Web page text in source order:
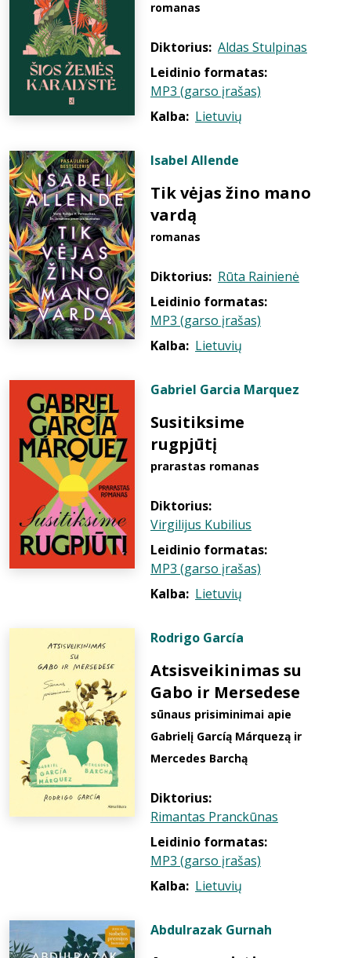
romanas
Diktorius: Aldas Stulpinas
Leidinio formatas:
MP3 (garso įrašas)
Kalba: Lietuvių
Isabel Allende
Tik vėjas žino mano
vardą
romanas
Diktorius: Rūta Rainienė
Leidinio formatas:
MP3 (garso įrašas)
Kalba: Lietuvių
Gabriel Garcia Marquez
Susitiksime
rugpjūtį
prarastas romanas
Diktorius:
Virgilijus Kubilius
Leidinio formatas:
MP3 (garso įrašas)
Kalba: Lietuvių
Rodrigo García
Atsisveikinimas su
Gabo ir Mersedese
sūnaus prisiminimai apie
Gabrielį Garcíą Márquezą ir
Mercedes Barchą
Diktorius:
Rimantas Pranckūnas
Leidinio formatas:
MP3 (garso įrašas)
Kalba: Lietuvių
Abdulrazak Gurnah